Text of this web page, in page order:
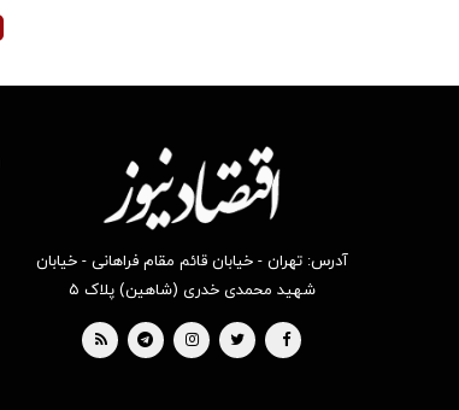
آدرس: تهران - خیابان قائم مقام فراهانی - خیابان
شهید محمدی خدری (شاهین) پلاک ۵